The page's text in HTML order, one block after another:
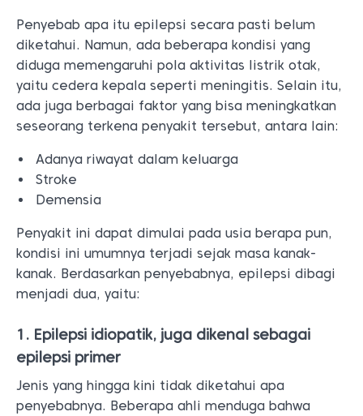
Penyebab apa itu epilepsi secara pasti belum
diketahui. Namun, ada beberapa kondisi yang
diduga memengaruhi pola aktivitas listrik otak,
yaitu cedera kepala seperti meningitis. Selain itu,
ada juga berbagai faktor yang bisa meningkatkan
seseorang terkena penyakit tersebut, antara lain:
Adanya riwayat dalam keluarga
Stroke
Demensia
Penyakit ini dapat dimulai pada usia berapa pun,
kondisi ini umumnya terjadi sejak masa kanak-
kanak. Berdasarkan penyebabnya, epilepsi dibagi
menjadi dua, yaitu:
1. Epilepsi idiopatik, juga dikenal sebagai
epilepsi primer
Jenis yang hingga kini tidak diketahui apa
penyebabnya. Beberapa ahli menduga bahwa